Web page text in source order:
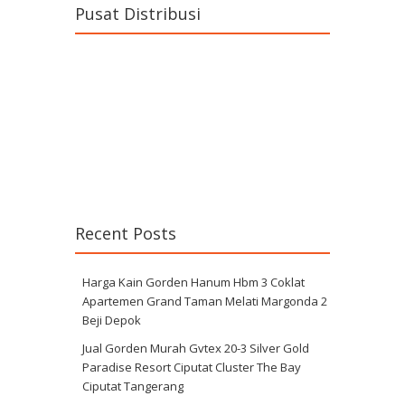
Pusat Distribusi
Recent Posts
Harga Kain Gorden Hanum Hbm 3 Coklat
Apartemen Grand Taman Melati Margonda 2
Beji Depok
Jual Gorden Murah Gvtex 20-3 Silver Gold
Paradise Resort Ciputat Cluster The Bay
Ciputat Tangerang